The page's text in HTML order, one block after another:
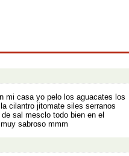
mi casa yo pelo los aguacates los
cilantro jitomate siles serranos
sal mesclo todo bien en el
sabroso mmm